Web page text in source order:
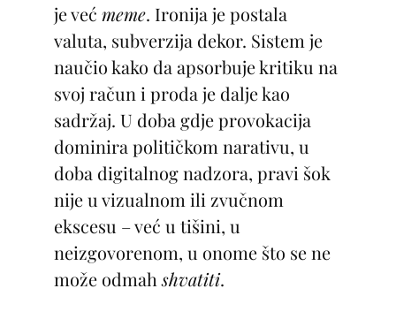
je već meme. Ironija je postala
valuta, subverzija dekor. Sistem je
naučio kako da apsorbuje kritiku na
svoj račun i proda je dalje kao
sadržaj. U doba gdje provokacija
dominira političkom narativu, u
doba digitalnog nadzora, pravi šok
nije u vizualnom ili zvučnom
ekscesu – već u tišini, u
neizgovorenom, u onome što se ne
može odmahshvatiti.